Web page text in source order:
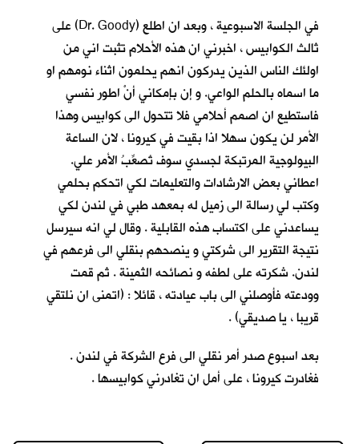
في الجلسة الاسبوعية ، وبعد ان اطلع (Dr. Goody) على
ثالث الكوابيس ، اخبرني ان هذه الأحلام تثبت اني من
اولئك الناس الذين يدركون انهم يحلمون اثناء نومهم او
ما اسماه بالحلم الواعي. و إن بإمكاني أنْ اطور نفسي
فاستطيع ان اصمم أحلامي فلا تتحول الى كوابيس وهذا
الأمر لن يكون سهلا اذا بقيت في كيرونا ، لان الساعة
البيولوجية المرتبكة لجسدي سوف تُصعِّبُ الأمر علي.
اعطاني بعض الارشادات والتعليمات لكي اتحكم بحلمي
وكتب لي رسالة الى زميل له بمعهد طبي في لندن لكي
يساعدني على اكتساب هذه القابلية . وقال لي انه سيرسل
نتيجة التقرير الى شركتي و ينصحهم بنقلي الى فرعهم في
لندن. شكرته على لطفه و نصائحه الثمينة . ثم قمت
وودعته فأوصلني الى باب عيادته ، قائلا : (اتمنى ان نلتقي
قريبا ، يا صديقي) .
بعد اسبوع صدر أمر نقلي الى فرع الشركة في لندن .
فغادرت كيرونا ، على أمل ان تغادرني كوابيسها .